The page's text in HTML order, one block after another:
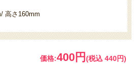
高さ160mm
価格:400円 (税込 440円)